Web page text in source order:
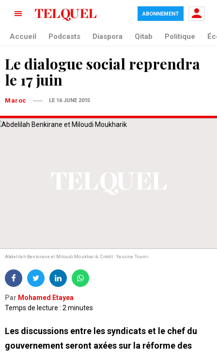
ABONNEMENT
Accueil Podcasts Diaspora Qitab Politique
Le dialogue social reprendra
le 17 juin
Maroc LE 16 JUNE 2015
Abdelilah Benkirane et Miloudi Moukharik. Crédit : Yassine Toumi
Par Mohamed Etayea
Temps de lecture : 2 minutes
Les discussions entre les syndicats et le chef du
gouvernement seront axées sur la réforme des